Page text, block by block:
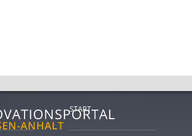
START